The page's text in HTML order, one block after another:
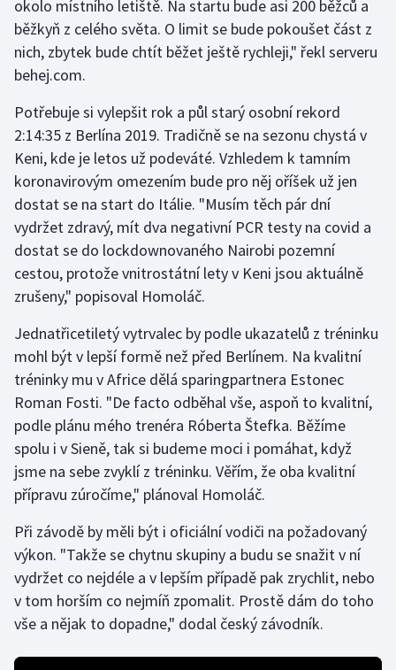
Stolní tenis
Triatlon
Vodní slalom
Volejbal
Ostatní
okolo místního letiště. Na startu bude asi 200 běžců a
běžkyň z celého světa. O limit se bude pokoušet část z
nich, zbytek bude chtít běžet ještě rychleji," řekl serveru
behej.com.
Potřebuje si vylepšit rok a půl starý osobní rekord
2:14:35 z Berlína 2019. Tradičně se na sezonu chystá v
Keni, kde je letos už podeváté. Vzhledem k tamním
koronavirovým omezením bude pro něj oříšek už jen
dostat se na start do Itálie. "Musím těch pár dní
vydržet zdravý, mít dva negativní PCR testy na covid a
dostat se do lockdownovaného Nairobi pozemní
cestou, protože vnitrostátní lety v Keni jsou aktuálně
zrušeny," popisoval Homoláč.
Jednatřicetiletý vytrvalec by podle ukazatelů z tréninku
mohl být v lepší formě než před Berlínem. Na kvalitní
tréninky mu v Africe dělá sparingpartnera Estonec
Roman Fosti. "De facto odběhal vše, aspoň to kvalitní,
podle plánu mého trenéra Róberta Štefka. Běžíme
spolu i v Sieně, tak si budeme moci i pomáhat, když
jsme na sebe zvyklí z tréninku. Věřím, že oba kvalitní
přípravu zúročíme," plánoval Homoláč.
Při závodě by měli být i oficiální vodiči na požadovaný
výkon. "Takže se chytnu skupiny a budu se snažit v ní
vydržet co nejdéle a v lepším případě pak zrychlit, nebo
v tom horším co nejmíň zpomalit. Prostě dám do toho
vše a nějak to dopadne," dodal český závodník.